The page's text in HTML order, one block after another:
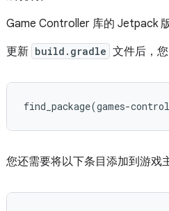
Game Controller 库的 Jetpack
更新 build.gradle 文件后，
find_package(games-
您还需要将以下条目添加到游戏